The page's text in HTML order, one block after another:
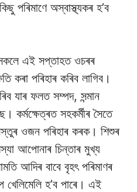
পৰিমাণে অস্বাস্থ্যকৰ হ’ব
এই সপ্তাহত ওচৰৰ
কৰা পৰিহাৰ কৰিব লাগিব।
যাৰ ফলত সম্পদ, সন্মান
কৰ্মক্ষেত্ৰত সহকৰ্মীৰ সৈতে
ওজন পৰিহাৰ কৰক। শিশুৰ
আপোনাৰ চিন্তাৰ মুখ্য
আদিৰ বাবে বৃহৎ পৰিমাণৰ
হ’ব পাৰে। এই